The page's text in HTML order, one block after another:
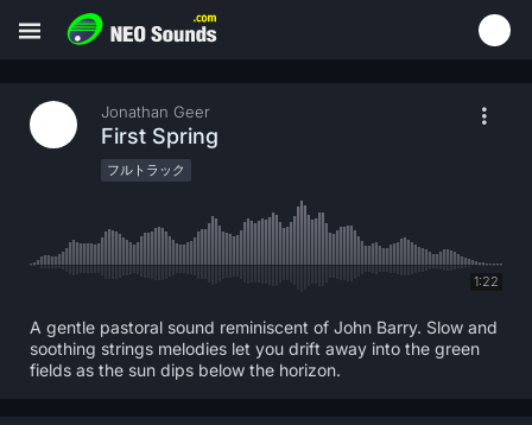
Jonathan Geer
First Spring
フルトラック
1:22
A gentle pastoral sound reminiscent of John Barry. Slow and
soothing strings melodies let you drift away into the green
fields as the sun dips below the horizon.